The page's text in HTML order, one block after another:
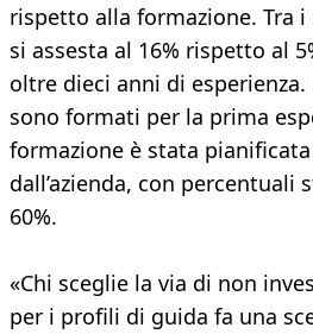
rispetto alla formazione. Tra
si assesta al 16% rispetto al
oltre dieci anni di
sono formati per la prima
formazione è stata
dall’azienda, con percentuali
60%.
«Chi sceglie la via di non
per i profili di guida fa una